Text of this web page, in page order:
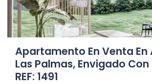
Apartamento En Venta En
Las Palmas, Envigado
REF: 1491